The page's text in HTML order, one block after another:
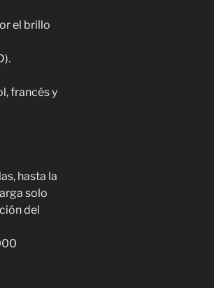
el brillo
francés y
hasta la
solo
del